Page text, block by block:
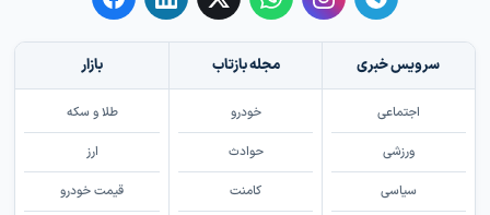
سرویس خبری
اجتماعی
ورزشی
سیاسی
مجله بازتاب
خودرو
حوادث
کامنت
بازار
طلا و سکه
ارز
قیمت خودرو